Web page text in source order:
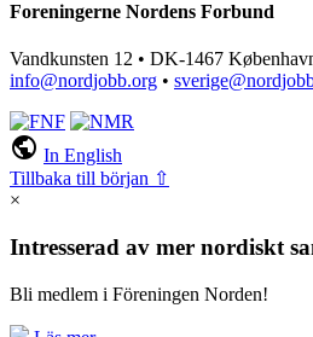
Foreningerne Nordens Forbund
Vandkunsten 12 • DK-1467
info@nordjobb.org •
public In English
Tillbaka till början ⇧
×
Intresserad av mer nordiskt
Bli medlem i Föreningen Norden!